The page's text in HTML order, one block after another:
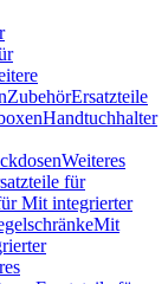
ZubehörErsatzteile
Handtuchhalter
Weiteres
für
Mit integrierter
Mit